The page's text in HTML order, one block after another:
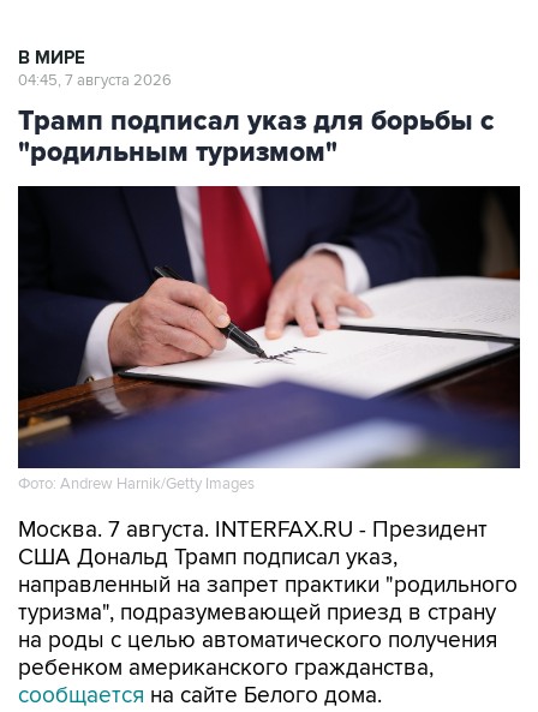
В МИРЕ
04:45, 7 августа 2026
Трамп подписал указ для борьбы с
"родильным туризмом"
Фото: Andrew Harnik/Getty Images
Москва. 7 августа. INTERFAX.RU - Президент
США Дональд Трамп подписал указ,
направленный на запрет практики "родильного
туризма", подразумевающей приезд в страну
на роды с целью автоматического получения
ребенком американского гражданства,
сообщается на сайте Белого дома.